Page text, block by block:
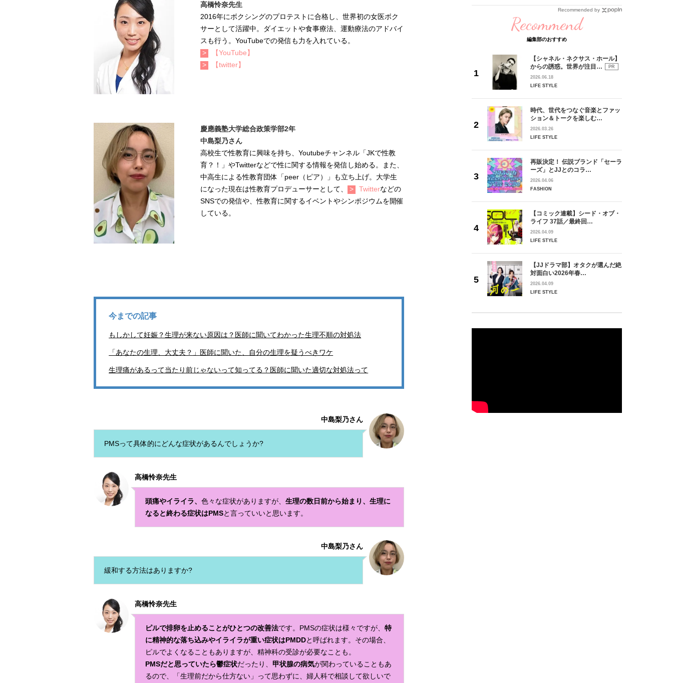
高橋怜奈先生
2016年にボクシングのプロテストに合格し、世界初の女医ボク
サーとして活躍中。ダイエットや食事療法、運動療法のアドバイ
スも行う。YouTubeでの発信も力を入れている。
【YouTube】
【twitter】
慶應義塾大学総合政策学部2年
中島梨乃さん
高校生で性教育に興味を持ち、Youtubeチャンネル「JKで性教
育？！」やTwitterなどで性に関する情報を発信し始める。また、
中高生による性教育団体「peer（ピア）」も立ち上げ。大学生
になった現在は性教育プロデューサーとして、
Twitterなどの
SNSでの発信や、性教育に関するイベントやシンポジウムを開催
している。
今までの記事
もしかして妊娠？生理が来ない原因は？医師に聞いてわかった生理不順の対処法
「あなたの生理、大丈夫？」医師に聞いた、自分の生理を疑うべきワケ
生理痛があるって当たり前じゃないって知ってる？医師に聞いた適切な対処法って
中島梨乃さん
PMSって具体的にどんな症状があるんでしょうか?
高橋怜奈先生
頭痛やイライラ、 色々な症状がありますが、 生理の数日前から始まり、生理に
なると終わる症状はPMSと言っていいと思います。
中島梨乃さん
緩和する方法はありますか?
高橋怜奈先生
ピルで排卵を止めることがひとつの改善法です。PMSの症状は様々ですが、 特
に精神的な落ち込みやイライラが重い症状はPMDDと呼ばれます。その場合、
ピルでよくなることもありますが、精神科の受診が必要なことも。
PMSだと思っていたら鬱症状だったり、 甲状腺の病気が関わっていることもあ
るので、「生理前だから仕方ない」って思わずに、婦人科で相談して欲しいで
Recommended by
Recommend
編集部のおすすめ
【シャネル・ネクサス・ホール】
からの誘惑。世界が注目…
PR
2026.06.18
LIFE STYLE
時代、世代をつなぐ音楽とファッ
ション＆トークを楽しむ…
2026.03.26
LIFE STYLE
再販決定！ 伝説ブランド「セーラ
ーズ」とJJとのコラ…
2026.04.06
FASHION
【コミック連載】シード・オブ・
ライフ 37話／最終回…
2026.04.09
LIFE STYLE
【JJドラマ部】オタクが選んだ絶
対面白い2026年春…
2026.04.09
LIFE STYLE